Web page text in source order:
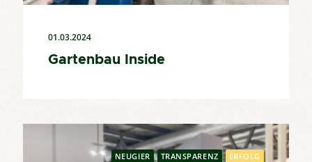
01.03.2024
Gartenbau Inside
NEUGIER TRANSPARENZ ERFOLG